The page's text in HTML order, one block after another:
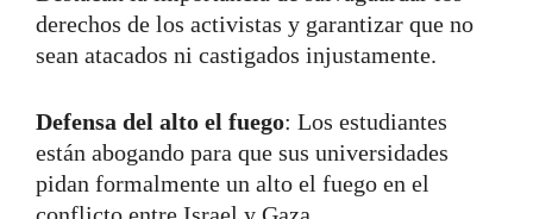
derechos de los activistas y garantizar que no
sean atacados ni castigados injustamente.
Defensa del alto el fuego: Los estudiantes
están abogando para que sus universidades
pidan formalmente un alto el fuego en el